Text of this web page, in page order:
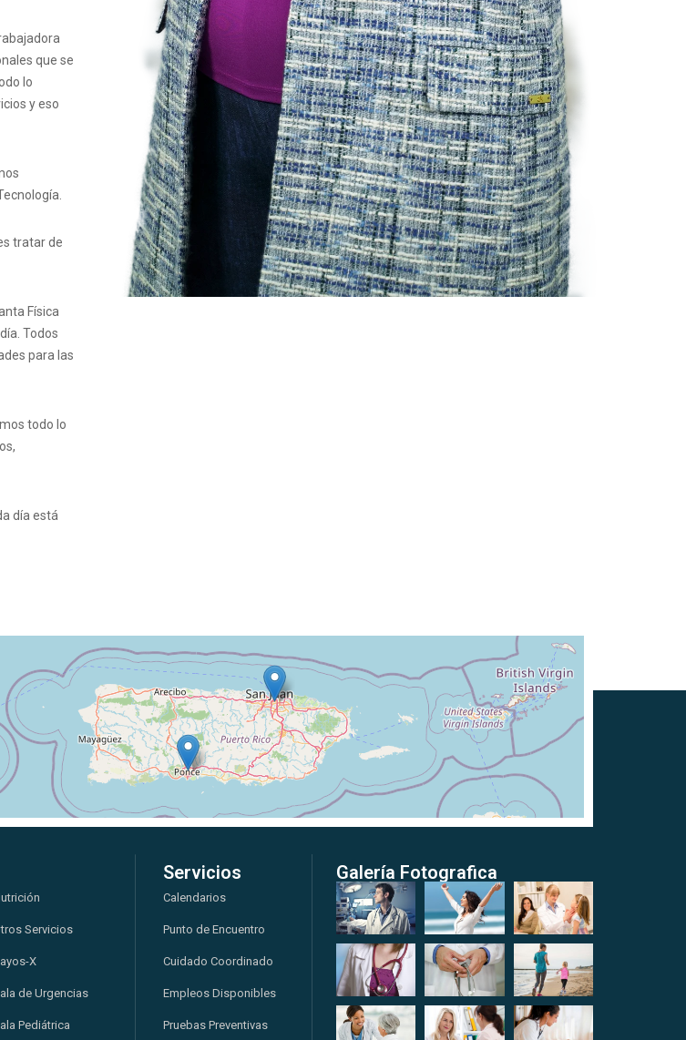
que se
lo
y eso
tratar de
Física
Todos
para las
todo lo
día está
Servicios
X
de Urgencias
Pediátrica
Servicios
Calendarios
Punto de Encuentro
Cuidado Coordinado
Empleos Disponibles
Pruebas Preventivas
Galería Fotografica